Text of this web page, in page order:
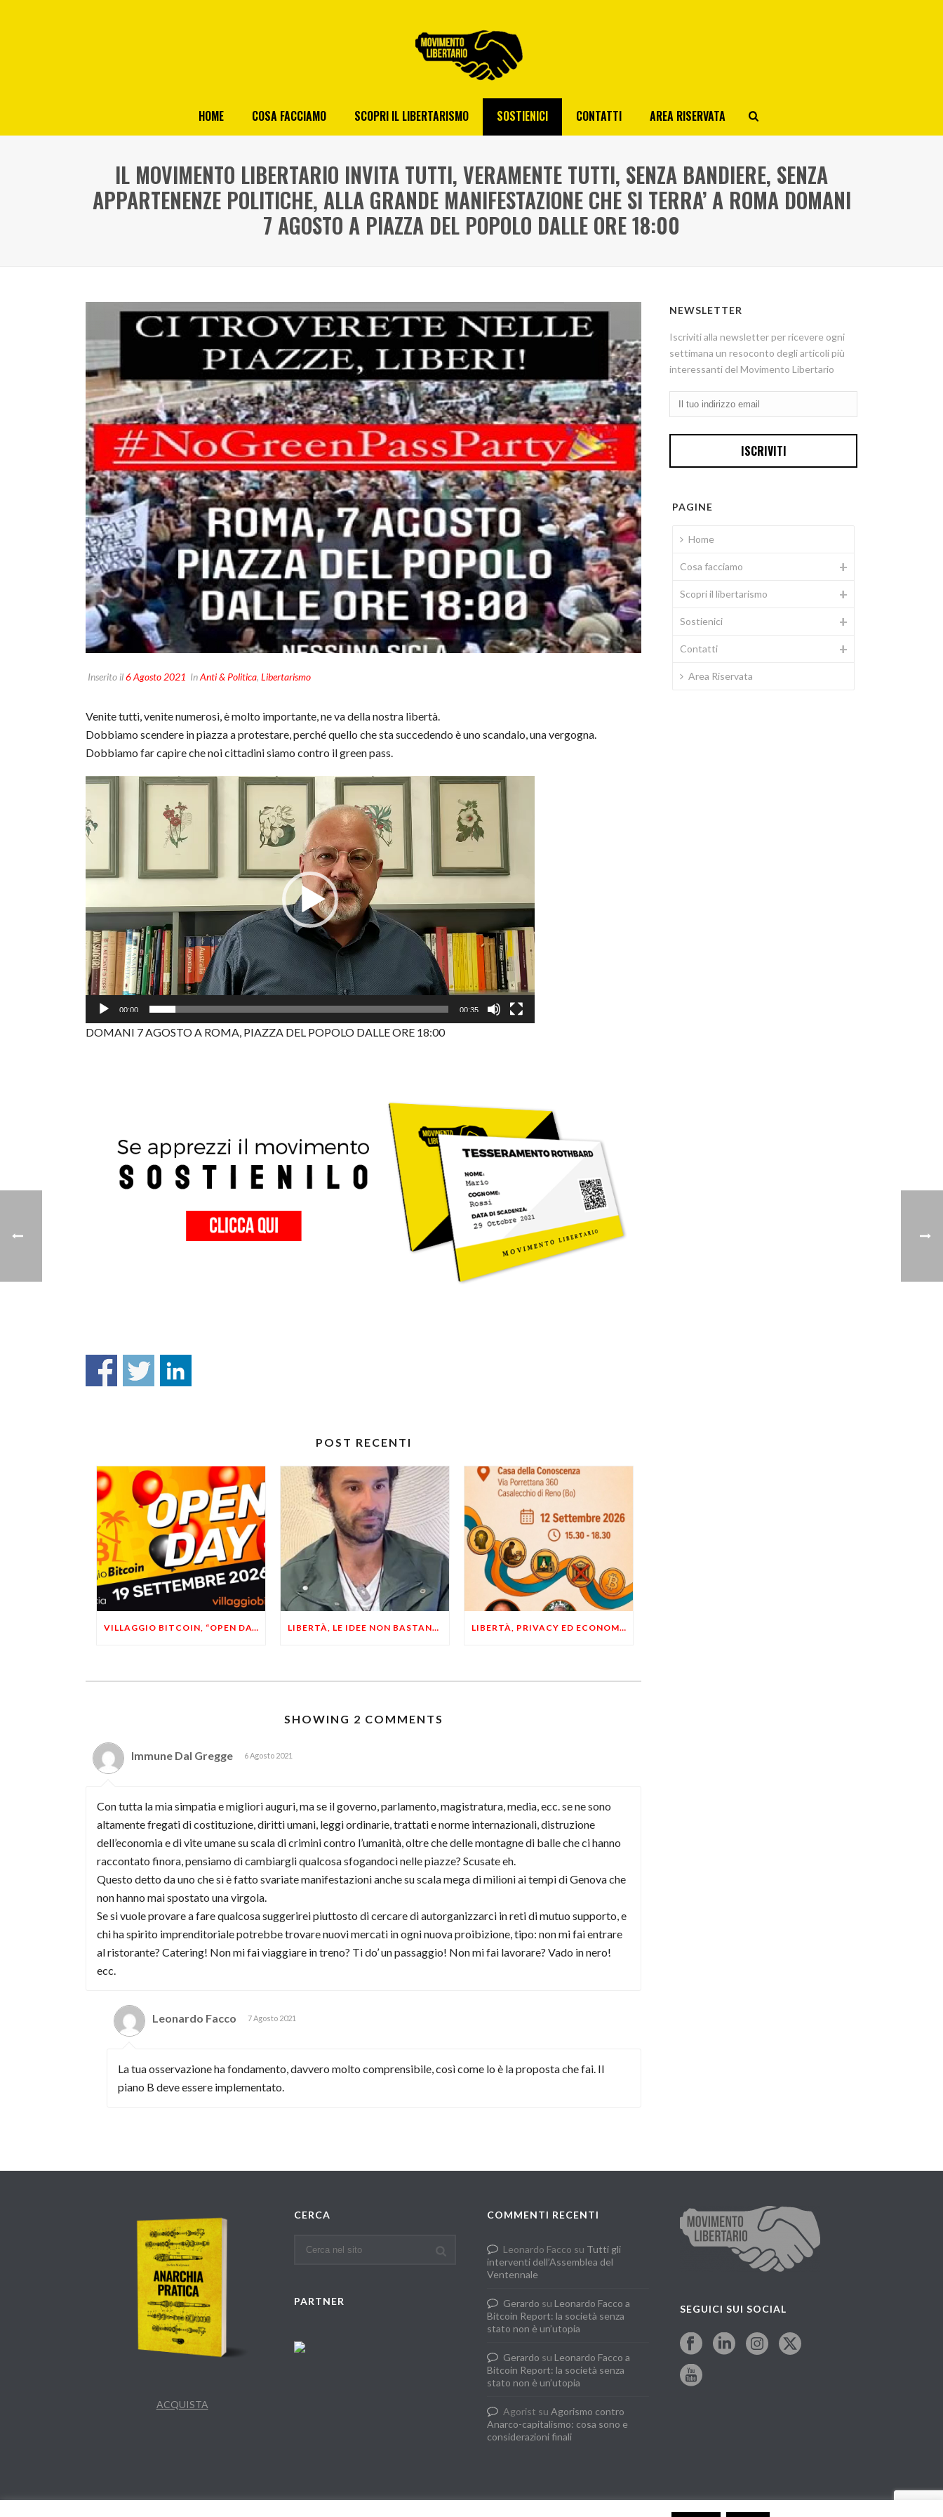
HOME COSA FACCIAMO SCOPRI IL LIBERTARISMO SOSTIENICI CONTATTI AREA RISERVATA
IL MOVIMENTO LIBERTARIO INVITA TUTTI, VERAMENTE TUTTI, SENZA BANDIERE, SENZA
APPARTENENZE POLITICHE, ALLA GRANDE MANIFESTAZIONE CHE SI TERRA’ A ROMA DOMANI
7 AGOSTO A PIAZZA DEL POPOLO DALLE ORE 18:00
Inserito il6 Agosto 2021 InAnti & Politica, Libertarismo
Venite tutti, venite numerosi, è molto importante, ne va della nostra libertà.
Dobbiamo scendere in piazza a protestare, perché quello che sta succedendo è uno scandalo, una vergogna.
Dobbiamo far capire che noi cittadini siamo contro il green pass.
Video
00:00 00:35
DOMANI 7 AGOSTO A ROMA, PIAZZA DEL POPOLO DALLE ORE 18:00
POST RECENTI
VILLAGGIO BITCOIN, “OPEN DAY 5”: LEONARDO FACCO OSPITE A BRESCIA LIBERTÀ, LE IDEE NON BASTANO! SERVONO ESEMPI E UN PO’ DI COERENZA LIBERTÀ, PRIVACY ED ECONOMIA DEL BUON SENSO: FACCO E MUSUMECI A CASALECCHIO DI RENO (BO)
SHOWING 2 COMMENTS
Immune Dal Gregge 6 Agosto 2021
Con tutta la mia simpatia e migliori auguri, ma se il governo, parlamento, magistratura, media, ecc. se ne sono
altamente fregati di costituzione, diritti umani, leggi ordinarie, trattati e norme internazionali, distruzione
dell’economia e di vite umane su scala di crimini contro l’umanità, oltre che delle montagne di balle che ci hanno
raccontato finora, pensiamo di cambiargli qualcosa sfogandoci nelle piazze? Scusate eh.
Questo detto da uno che si è fatto svariate manifestazioni anche su scala mega di milioni ai tempi di Genova che
non hanno mai spostato una virgola.
Se si vuole provare a fare qualcosa suggerirei piuttosto di cercare di autorganizzarci in reti di mutuo supporto, e
chi ha spirito imprenditoriale potrebbe trovare nuovi mercati in ogni nuova proibizione, tipo: non mi fai entrare
al ristorante? Catering! Non mi fai viaggiare in treno? Ti do’ un passaggio! Non mi fai lavorare? Vado in nero!
ecc.
Leonardo Facco 7 Agosto 2021
La tua osservazione ha fondamento, davvero molto comprensibile, così come lo è la proposta che fai. Il
piano B deve essere implementato.
NEWSLETTER
Iscriviti alla newsletter per ricevere ogni
settimana un resoconto degli articoli più
interessanti del Movimento Libertario
PAGINE
Home
Cosa facciamo
Scopri il libertarismo
Sostienici
Contatti
Area Riservata
ACQUISTA
CERCA
PARTNER
COMMENTI RECENTI
Leonardo Facco su Tutti gli
interventi dell’Assemblea del
Ventennale
Gerardo su Leonardo Facco a
Bitcoin Report: la società senza
stato non è un’utopia
Gerardo su Leonardo Facco a
Bitcoin Report: la società senza
stato non è un’utopia
Agorist su Agorismo contro
Anarco-capitalismo: cosa sono e
considerazioni finali
SEGUICI SUI SOCIAL